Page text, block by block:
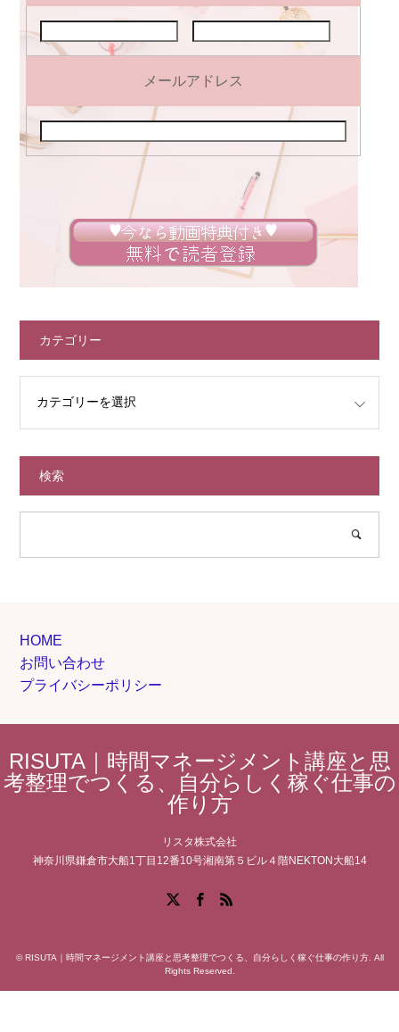
メールアドレス
カテゴリー
検索
HOME
お問い合わせ
プライバシーポリシー
RISUTA｜時間マネージメント講座と思
考整理でつくる、自分らしく稼ぐ仕事の
作り方
リスタ株式会社
神奈川県鎌倉市大船1丁目12番10号湘南第５ビル４階NEKTON大船14
©RISUTA｜時間マネージメント講座と思考整理でつくる、自分らしく稼ぐ仕事の作り方. All
Rights Reserved.